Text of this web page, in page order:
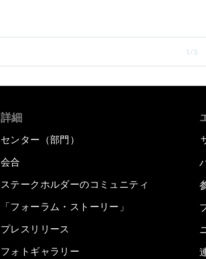
1/3
詳細
センター（部門）
会合
ステークホルダーのコミュニティ
「フォーラム・ストーリー」
プレスリリース
フォトギャラリー